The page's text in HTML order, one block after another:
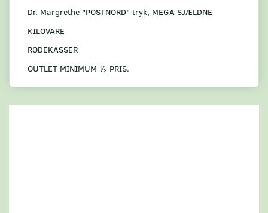
Dr. Margrethe "POSTNORD" tryk, MEGA SJÆLDNE
KILOVARE
RODEKASSER
OUTLET MINIMUM ½ PRIS.